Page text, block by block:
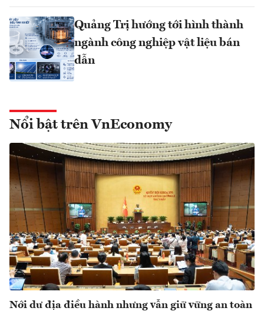
Quảng Trị hướng tới hình thành
ngành công nghiệp vật liệu bán
dẫn
Nổi bật trên VnEconomy
Nới dư địa điều hành nhưng vẫn giữ vững an toàn